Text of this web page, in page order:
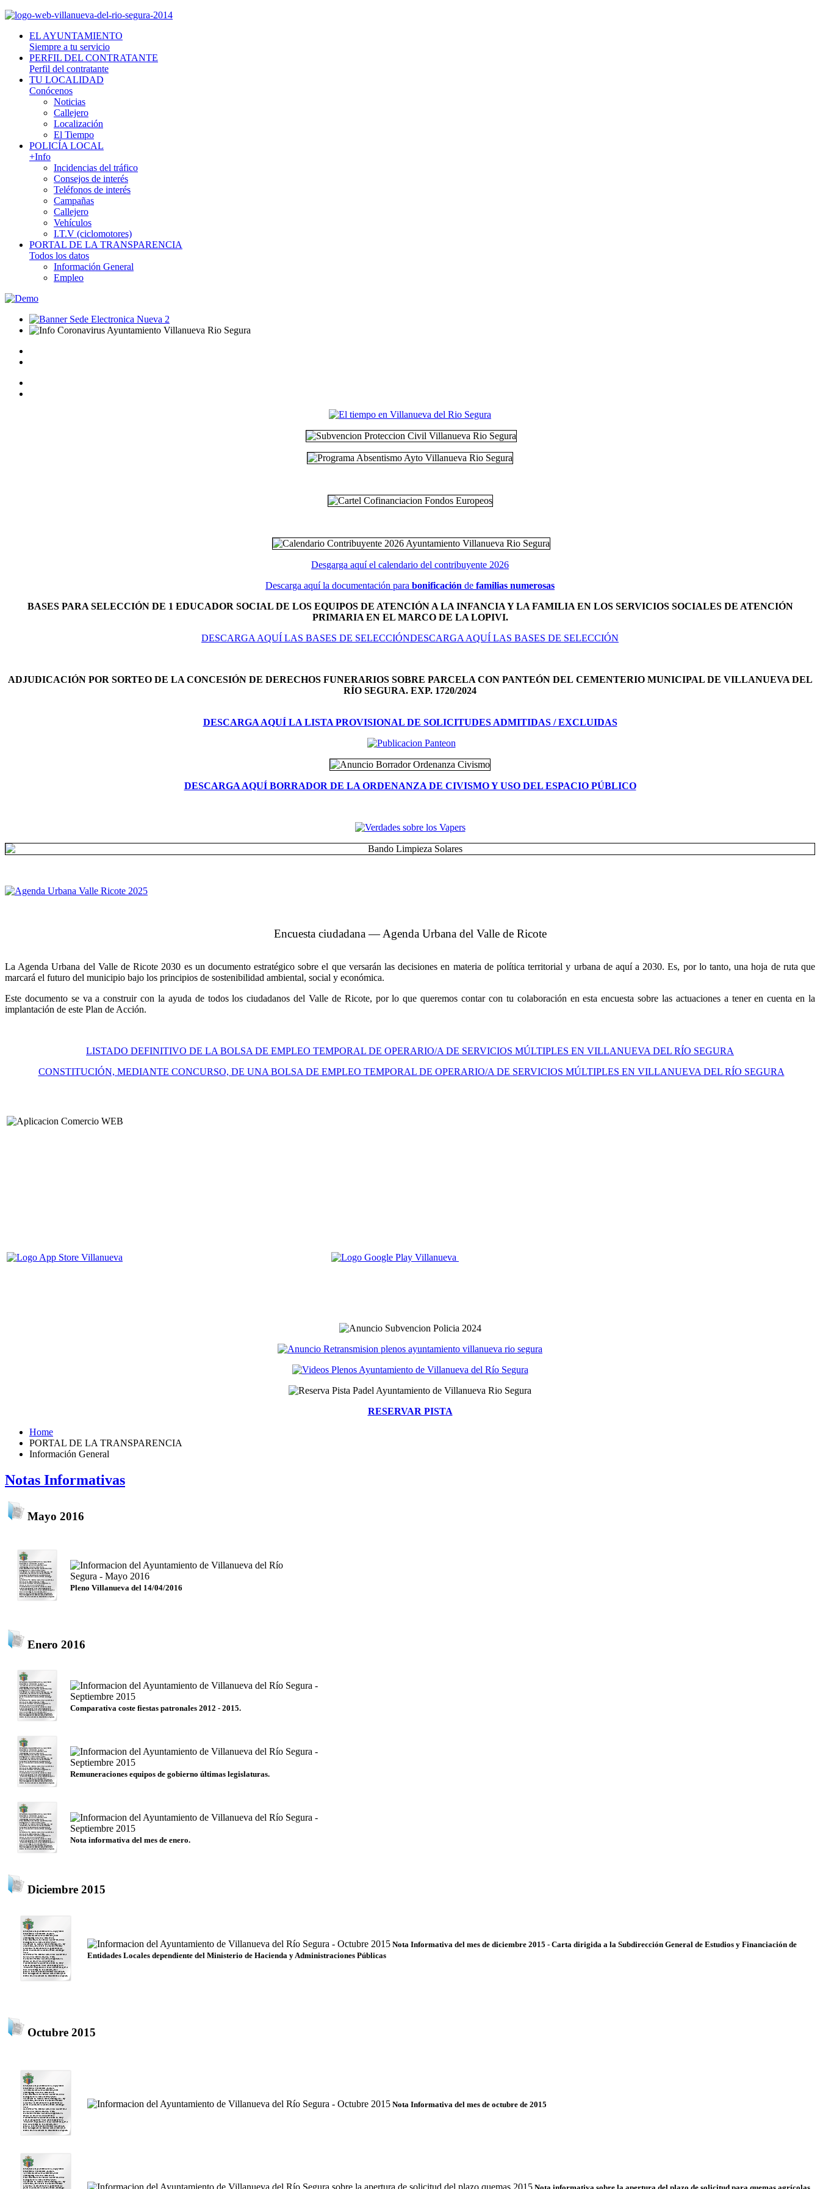
EL AYUNTAMIENTO
Siempre a tu servicio
PERFIL DEL CONTRATANTE
Perfil del contratante
TU LOCALIDAD
Conócenos
Noticias
Callejero
Localización
El Tiempo
POLICÍA LOCAL
+Info
Incidencias del tráfico
Consejos de interés
Teléfonos de interés
Campañas
Callejero
Vehículos
I.T.V (ciclomotores)
PORTAL DE LA TRANSPARENCIA
Todos los datos
Información General
Empleo
Desgarga aquí el calendario del contribuyente 2026
Descarga aquí la documentación para bonificación de familias numerosas
BASES PARA SELECCIÓN DE 1 EDUCADOR SOCIAL DE LOS EQUIPOS DE ATENCIÓN A LA INFANCIA Y LA FAMILIA EN LOS SERVICIOS SOCIALES DE ATENCIÓN
PRIMARIA EN EL MARCO DE LA LOPIVI.
DESCARGA AQUÍ LAS BASES DE SELECCIÓNDESCARGA AQUÍ LAS BASES DE SELECCIÓN
ADJUDICACIÓN POR SORTEO DE LA CONCESIÓN DE DERECHOS FUNERARIOS SOBRE PARCELA CON PANTEÓN DEL CEMENTERIO MUNICIPAL DE VILLANUEVA DEL
RÍO SEGURA. EXP. 1720/2024
DESCARGA AQUÍ LA LISTA PROVISIONAL DE SOLICITUDES ADMITIDAS / EXCLUIDAS
DESCARGA AQUÍ BORRADOR DE LA ORDENANZA DE CIVISMO Y USO DEL ESPACIO PÚBLICO
Encuesta ciudadana — Agenda Urbana del Valle de Ricote
La Agenda Urbana del Valle de Ricote 2030 es un documento estratégico sobre el que versarán las decisiones en materia de política territorial y urbana de aquí a 2030. Es, por lo tanto, una hoja de ruta que
marcará el futuro del municipio bajo los principios de sostenibilidad ambiental, social y económica.
Este documento se va a construir con la ayuda de todos los ciudadanos del Valle de Ricote, por lo que queremos contar con tu colaboración en esta encuesta sobre las actuaciones a tener en cuenta en la
implantación de este Plan de Acción.
LISTADO DEFINITIVO DE LA BOLSA DE EMPLEO TEMPORAL DE OPERARIO/A DE SERVICIOS MÚLTIPLES EN VILLANUEVA DEL RÍO SEGURA
CONSTITUCIÓN, MEDIANTE CONCURSO, DE UNA BOLSA DE EMPLEO TEMPORAL DE OPERARIO/A DE SERVICIOS MÚLTIPLES EN VILLANUEVA DEL RÍO SEGURA
RESERVAR PISTA
Home
PORTAL DE LA TRANSPARENCIA
Información General
Notas Informativas
Mayo 2016
Pleno Villanueva del 14/04/2016
Enero 2016
Comparativa coste fiestas patronales 2012 - 2015.
Remuneraciones equipos de gobierno últimas legislaturas.
Nota informativa del mes de enero.
Diciembre 2015
Nota Informativa del mes de diciembre 2015 - Carta dirigida a la Subdirección General de Estudios y Financiación de
Entidades Locales dependiente del Ministerio de Hacienda y Administraciones Públicas
Octubre 2015
Nota Informativa del mes de octubre de 2015